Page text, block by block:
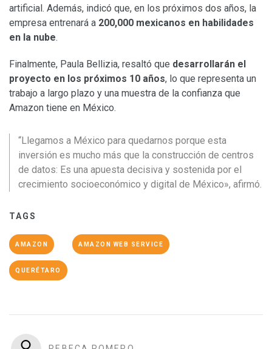
artificial. Además, indicó que, en los próximos dos años, la
empresa entrenará a 200,000 mexicanos en habilidades
en la nube.
Finalmente, Paula Bellizia, resaltó que desarrollarán el
proyecto en los próximos 10 años, lo que representa un
trabajo a largo plazo y una muestra de la confianza que
Amazon tiene en México.
“Llegamos a México para quedarnos porque esta
inversión es mucho más que la construcción de centros
de datos: Es una apuesta decisiva y sostenida por el
crecimiento socioeconómico y digital de México», afirmó.
TAGS
AMAZON AMAZON WEB SERVICE
QUERÉTARO